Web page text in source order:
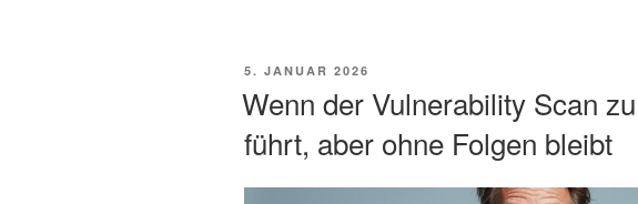
Deshalb
ist
Systemhärtung
2026
&
VERÖFFENTLICHT
5. JANUAR 2026
Wenn der Vulnerability Scan
führt, aber ohne Folgen bleibt